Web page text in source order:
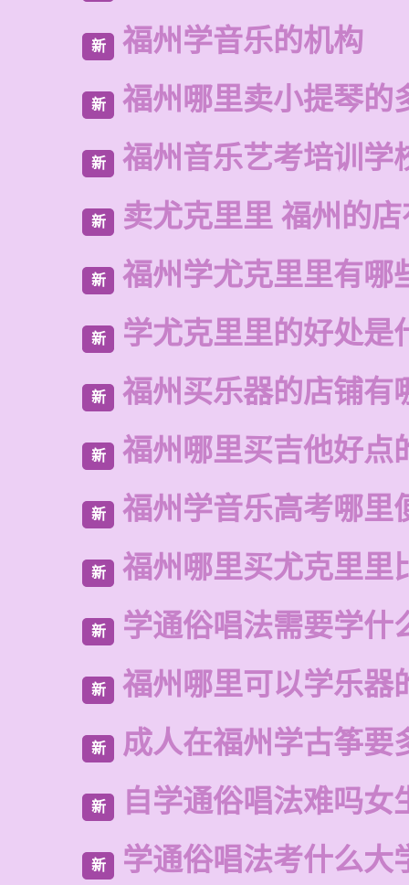
新 福州学音乐的机构
新 福州哪里卖小提琴的
新 福州音乐艺考培训学
新 卖尤克里里 福州的
新 福州学尤克里里有哪
新 学尤克里里的好处是
新 福州买乐器的店铺有
新 福州哪里买吉他好点
新 福州学音乐高考哪里
新 福州哪里买尤克里里
新 学通俗唱法需要学什
新 福州哪里可以学乐器
新 成人在福州学古筝要
新 自学通俗唱法难吗女
新 学通俗唱法考什么大